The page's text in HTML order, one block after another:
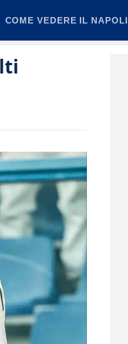
COME VEDERE IL NAPOLI